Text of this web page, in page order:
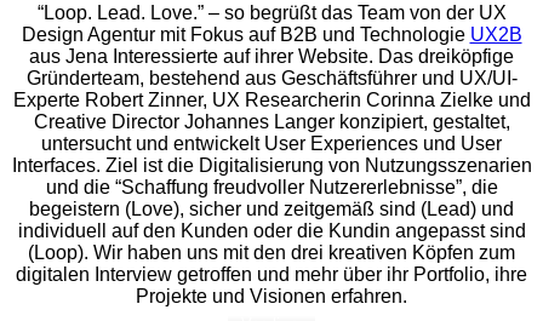
“Loop. Lead. Love.” – so begrüßt das Team von der UX
Design Agentur mit Fokus auf B2B und Technologie UX2B
aus Jena Interessierte auf ihrer Website. Das dreiköpfige
Gründerteam, bestehend aus Geschäftsführer und UX/UI-
Experte Robert Zinner, UX Researcherin Corinna Zielke und
Creative Director Johannes Langer konzipiert, gestaltet,
untersucht und entwickelt User Experiences und User
Interfaces. Ziel ist die Digitalisierung von Nutzungsszenarien
und die “Schaffung freudvoller Nutzererlebnisse”, die
begeistern (Love), sicher und zeitgemäß sind (Lead) und
individuell auf den Kunden oder die Kundin angepasst sind
(Loop). Wir haben uns mit den drei kreativen Köpfen zum
digitalen Interview getroffen und mehr über ihr Portfolio, ihre
Projekte und Visionen erfahren.